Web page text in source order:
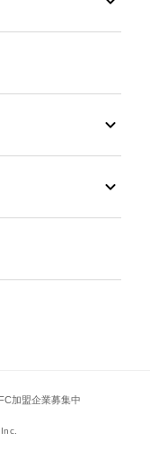
FC加盟企業募集中